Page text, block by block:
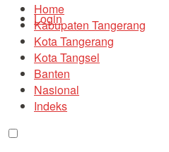
Login
Home
Kabupaten Tangerang
Kota Tangerang
Kota Tangsel
Banten
Nasional
Indeks